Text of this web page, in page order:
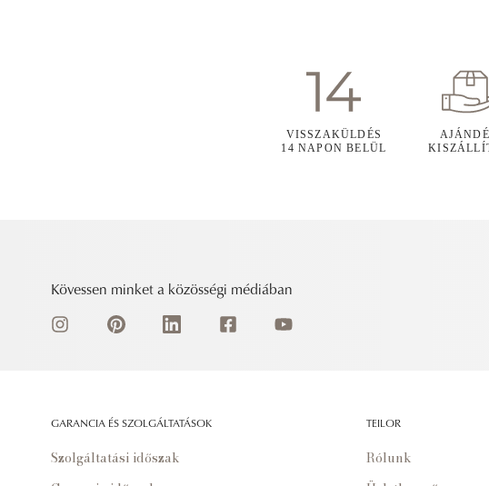
VISSZAKÜLDÉS
14 NAPON BELÜL
Kövessen minket a közösségi médiában
GARANCIA ÉS SZOLGÁLTATÁSOK
Szolgáltatási időszak
TEILOR
Rólunk